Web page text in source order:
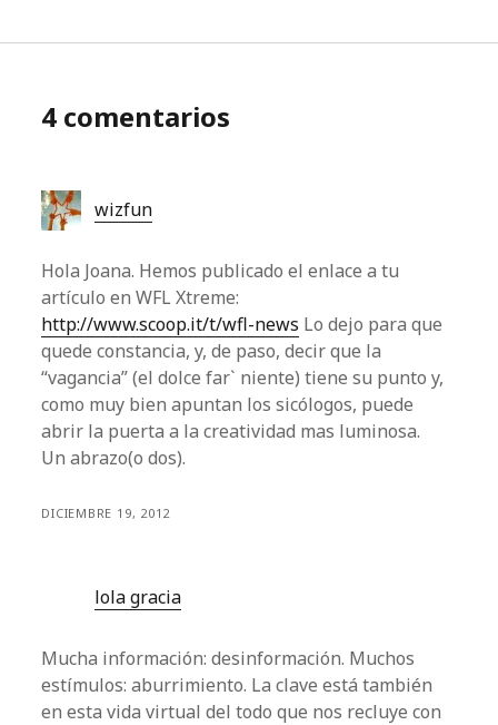
4 comentarios
wizfun
Hola Joana. Hemos publicado el enlace a tu
artículo en WFL Xtreme:
http://www.scoop.it/t/wfl-news Lo dejo para que
quede constancia, y, de paso, decir que la
“vagancia” (el dolce far` niente) tiene su punto y,
como muy bien apuntan los sicólogos, puede
abrir la puerta a la creatividad mas luminosa.
Un abrazo(o dos).
DICIEMBRE 19, 2012
lola gracia
Mucha información: desinformación. Muchos
estímulos: aburrimiento. La clave está también
en esta vida virtual del todo que nos recluye con